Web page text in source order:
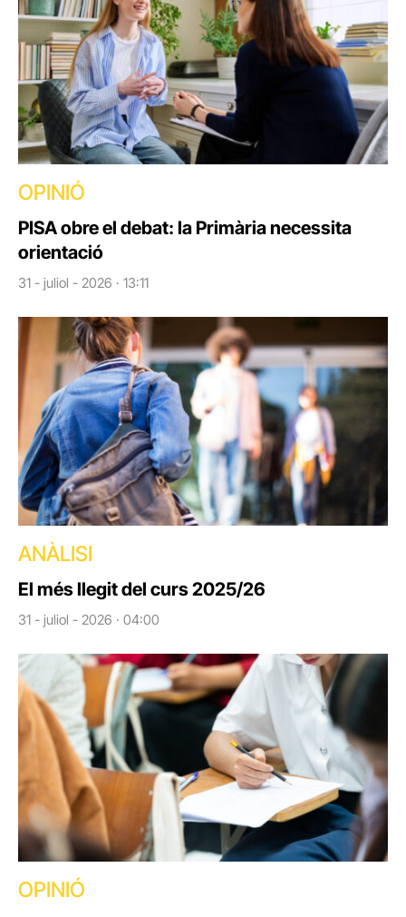
OPINIÓ
PISA obre el debat: la Primària necessita
orientació
31 - juliol - 2026 · 13:11
ANÀLISI
El més llegit del curs 2025/26
31 - juliol - 2026 · 04:00
OPINIÓ